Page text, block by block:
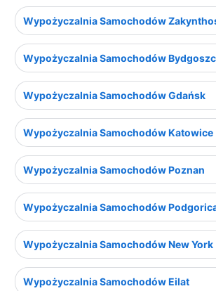
Wypożyczalnia Samochodów
Wypożyczalnia Samochodów
Wypożyczalnia Samochodów Gdańsk
Wypożyczalnia Samochodów Katowice
Wypożyczalnia Samochodów Poznan
Wypożyczalnia Samochodów
Wypożyczalnia Samochodów New York
Wypożyczalnia Samochodów Eilat